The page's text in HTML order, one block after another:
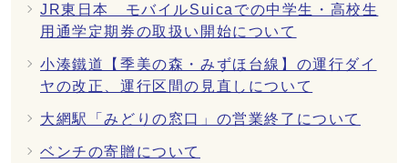
JR東日本 モバイルSuicaでの中学生・高校生
用通学定期券の取扱い開始について
小湊鐵道【季美の森・みずほ台線】の運行ダイ
ヤの改正、運行区間の見直しについて
大網駅「みどりの窓口」の営業終了について
ベンチの寄贈について